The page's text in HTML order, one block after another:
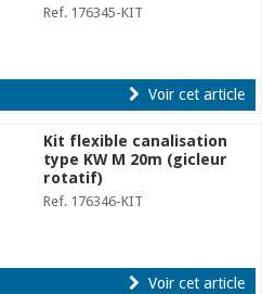
Ref. 176345-KIT
Voir cet article
Kit flexible canalisation
type KW M 20m (gicleur
rotatif)
Ref. 176346-KIT
Voir cet article